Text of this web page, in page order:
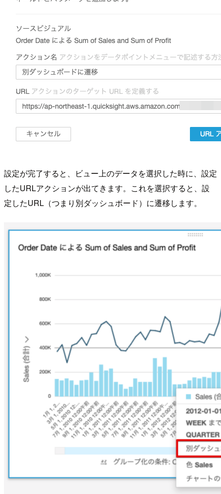
設定が完了すると、ビュー上のデータを選択した時に、設定
したURLアクションが出てきます。これを選択すると、設
定したURL（つまり別ダッシュボード）に遷移します。